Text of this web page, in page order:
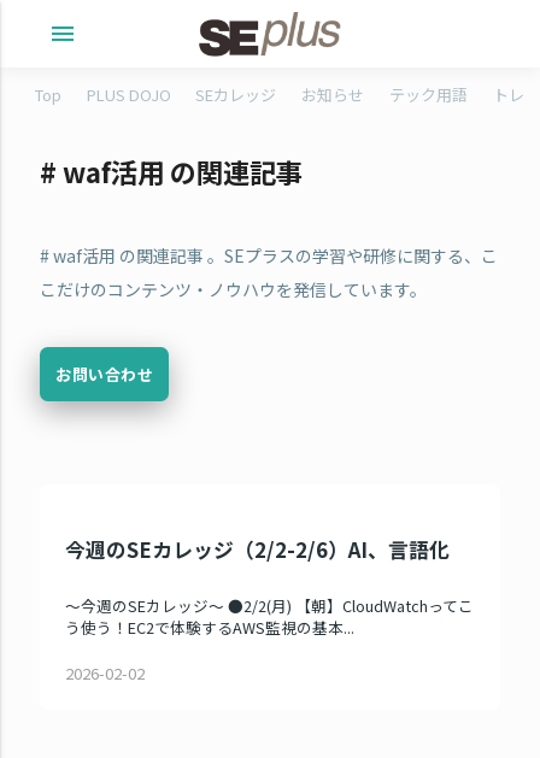
menu
Top PLUS DOJO SEカレッジ お知らせ テック用語 トレ
# waf活用 の関連記事
# waf活用 の関連記事 。SEプラスの学習や研修に関する、こ
こだけのコンテンツ・ノウハウを発信しています。
お問い合わせ
今週のSEカレッジ（2/2-2/6）AI、言語化
～今週のSEカレッジ～ ●2/2(月) 【朝】CloudWatchってこ
う使う！EC2で体験するAWS監視の基本...
2026-02-02